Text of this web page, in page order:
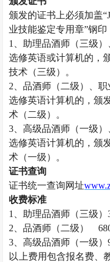
颁发的证书上必须加盖
业技能鉴定专用章”钢印
1、助理品酒师 （三级
选修英语或计算机的，
技术（三级）。
2、品酒师 （二级）、
选修英语计算机的，颁
术（二级）。
3、高级品酒师 （一级
选修英语计算机的，颁
术（一级）。
证书查询
证书统一查询网址
收费标准
1、助理品酒师 （三级）
2、品酒师 （二级）
3、高级品酒师 （一级）
以上费用包含报名费、